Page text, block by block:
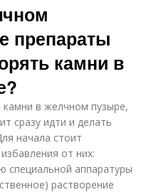
препараты
камни в
камни в желчном пузыре,
сразу идти и делать
начала стоит
от них:
специальной аппаратуры
растворение